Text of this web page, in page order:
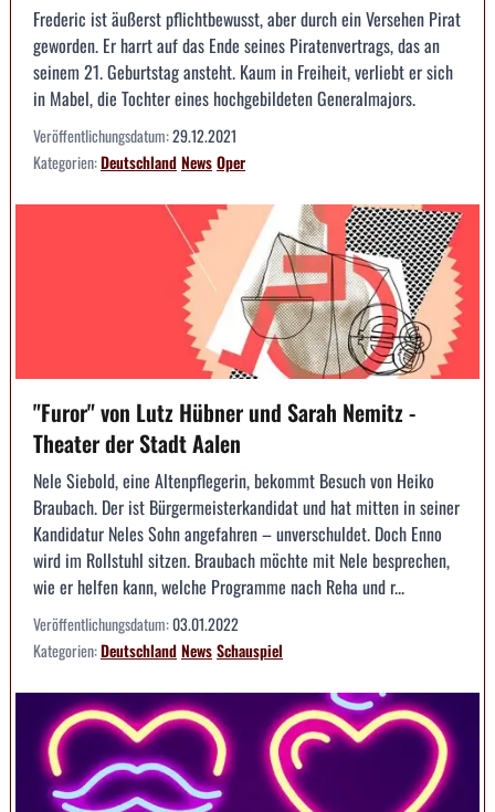
Frederic ist äußerst pflichtbewusst, aber durch ein Versehen Pirat
geworden. Er harrt auf das Ende seines Piratenvertrags, das an
seinem 21. Geburtstag ansteht. Kaum in Freiheit, verliebt er sich
in Mabel, die Tochter eines hochgebildeten Generalmajors.
Veröffentlichungsdatum:29.12.2021
Kategorien:DeutschlandNewsOper
"Furor" von Lutz Hübner und Sarah Nemitz -
Theater der Stadt Aalen
Nele Siebold, eine Altenpflegerin, bekommt Besuch von Heiko
Braubach. Der ist Bürgermeisterkandidat und hat mitten in seiner
Kandidatur Neles Sohn angefahren – unverschuldet. Doch Enno
wird im Rollstuhl sitzen. Braubach möchte mit Nele besprechen,
wie er helfen kann, welche Programme nach Reha und r...
Veröffentlichungsdatum:03.01.2022
Kategorien:DeutschlandNewsSchauspiel